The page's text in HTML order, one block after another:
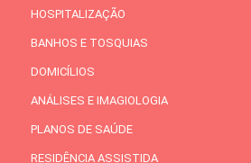
HOSPITALIZAÇÃO
BANHOS E TOSQUIAS
DOMICÍLIOS
ANÁLISES E IMAGIOLOGIA
PLANOS DE SAÚDE
RESIDÊNCIA ASSISTIDA